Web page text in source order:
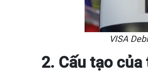
VISA
2. Cấu tạo của